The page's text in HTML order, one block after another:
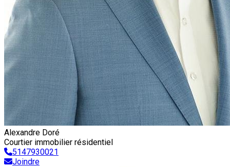
Alexandre Doré
Courtier immobilier résidentiel
5147930021
Joindre